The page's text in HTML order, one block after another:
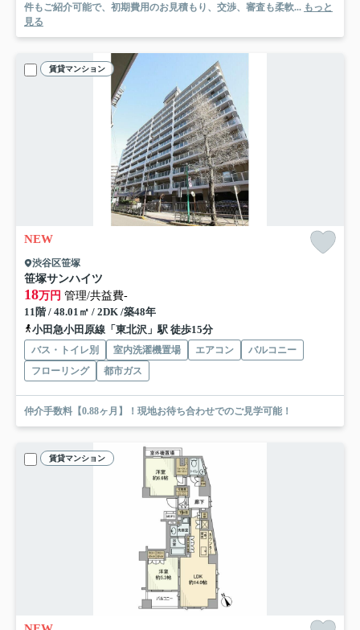
件もご紹介可能で、初期費用のお見積もり、交渉、審査も柔軟... もっと
見る
賃貸マンション
NEW
渋谷区笹塚
笹塚サンハイツ
18万円 管理/共益費-
11階 / 48.01㎡ / 2DK /築48年
小田急小田原線「東北沢」駅 徒歩15分
バス・トイレ別 室内洗濯機置場 エアコン
バルコニー
フローリング
都市ガス
仲介手数料【0.88ヶ月】！現地お待ち合わせでのご見学可能！
賃貸マンション